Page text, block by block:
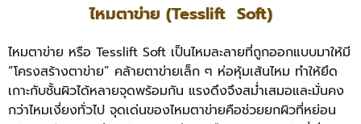
ไหมตาข่าย (Tesslift Soft)
ไหมตาข่าย หรือ Tesslift Soft เป็นไหมละลายที่ถูกออกแบบมาให้มี
“โครงสร้างตาข่าย” คล้ายตาข่ายเล็ก ๆ ห่อหุ้มเส้นไหม ทำให้ยึด
เกาะกับชั้นผิวได้หลายจุดพร้อมกัน แรงดึงจึงสม่ำเสมอและมั่นคง
กว่าไหมเงี่ยงทั่วไป จุดเด่นของไหมตาข่ายคือช่วยยกผิวที่หย่อน